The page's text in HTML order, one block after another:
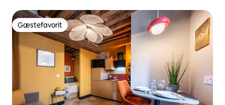
Gæstefavorit
Gæstefavorit